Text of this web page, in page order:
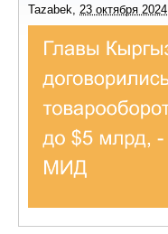
Tazabek, 23 октября 2024